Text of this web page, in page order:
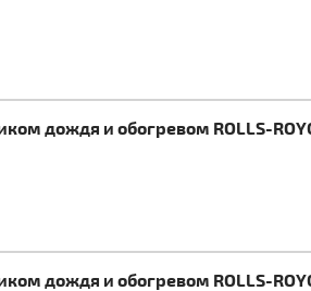
дождя и обогревом ROLLS-
дождя и обогревом ROLLS-